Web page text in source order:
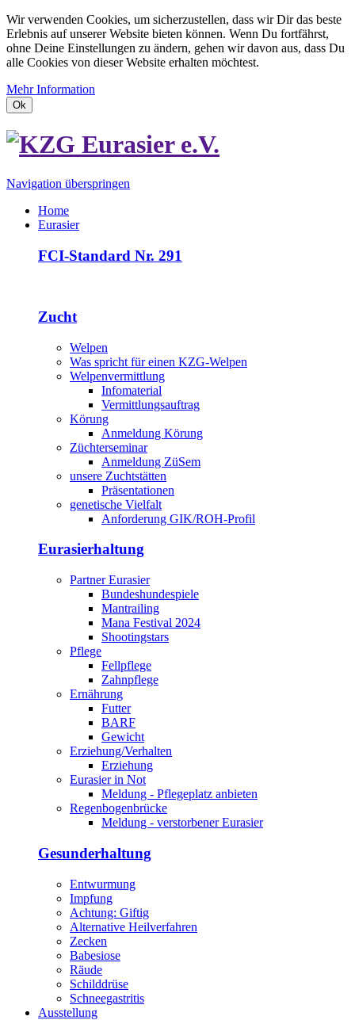
Wir verwenden Cookies, um sicherzustellen, dass wir Dir das beste
Erlebnis auf unserer Website bieten können. Wenn Du fortfährst,
ohne Deine Einstellungen zu ändern, gehen wir davon aus, dass Du
alle Cookies von dieser Website erhalten möchtest.
Mehr Information
Ok
Navigation überspringen
Home
Eurasier
FCI-Standard Nr. 291
Zucht
Welpen
Was spricht für einen KZG-Welpen
Welpenvermittlung
Infomaterial
Vermittlungsauftrag
Körung
Anmeldung Körung
Züchterseminar
Anmeldung ZüSem
unsere Zuchtstätten
Präsentationen
genetische Vielfalt
Anforderung GIK/ROH-Profil
Eurasierhaltung
Partner Eurasier
Bundeshundespiele
Mantrailing
Mana Festival 2024
Shootingstars
Pflege
Fellpflege
Zahnpflege
Ernährung
Futter
BARF
Gewicht
Erziehung/Verhalten
Erziehung
Eurasier in Not
Meldung - Pflegeplatz anbieten
Regenbogenbrücke
Meldung - verstorbener Eurasier
Gesunderhaltung
Entwurmung
Impfung
Achtung: Giftig
Alternative Heilverfahren
Zecken
Babesiose
Räude
Schilddrüse
Schneegastritis
Ausstellung